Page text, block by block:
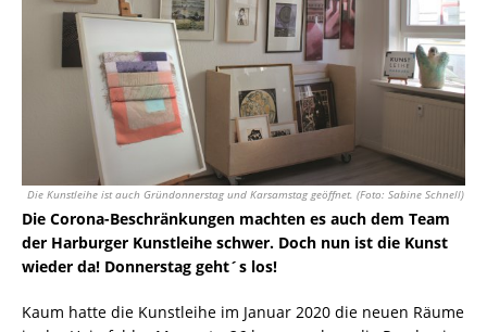
Die Kunstleihe ist auch Gründonnerstag und Karsamstag geöffnet. (Foto: Sabine Schnell)
Die Corona-Beschränkungen machten es auch dem Team
der Harburger Kunstleihe schwer. Doch nun ist die Kunst
wieder da! Donnerstag geht´s los!
Kaum hatte die Kunstleihe im Januar 2020 die neuen Räume